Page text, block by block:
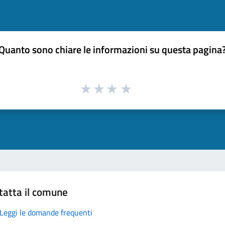
sono chiare le informazioni su questa
il comune
Leggi le domande frequenti